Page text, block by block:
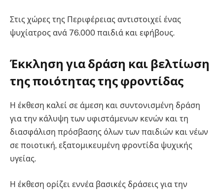
Στις χώρες της Περιφέρειας αντιστοιχεί ένας
ψυχίατρος ανά 76.000 παιδιά και εφήβους.
Έκκληση για δράση και βελτίωση
της ποιότητας της φροντίδας
Η έκθεση καλεί σε άμεση και συντονισμένη δράση
για την κάλυψη των υφιστάμενων κενών και τη
διασφάλιση πρόσβασης όλων των παιδιών και νέων
σε ποιοτική, εξατομικευμένη φροντίδα ψυχικής
υγείας.
Η έκθεση ορίζει εννέα βασικές δράσεις για την